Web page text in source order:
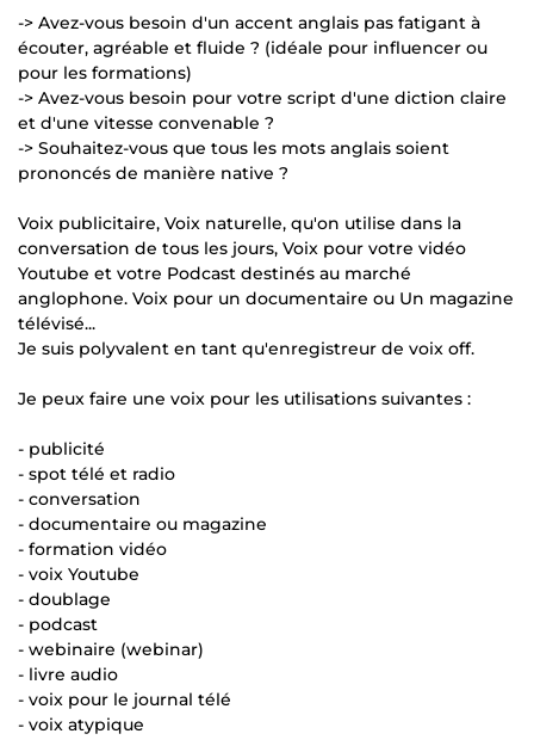
-> Avez-vous besoin d'un accent anglais pas fatigant à
écouter, agréable et fluide ? (idéale pour influencer ou
pour les formations)
-> Avez-vous besoin pour votre script d'une diction claire
et d'une vitesse convenable ?
-> Souhaitez-vous que tous les mots anglais soient
prononcés de manière native ?
Voix publicitaire, Voix naturelle, qu'on utilise dans la
conversation de tous les jours, Voix pour votre vidéo
Youtube et votre Podcast destinés au marché
anglophone. Voix pour un documentaire ou Un magazine
télévisé...
Je suis polyvalent en tant qu'enregistreur de voix off.
Je peux faire une voix pour les utilisations suivantes :
- publicité
- spot télé et radio
- conversation
- documentaire ou magazine
- formation vidéo
- voix Youtube
- doublage
- podcast
- webinaire (webinar)
- livre audio
- voix pour le journal télé
- voix atypique